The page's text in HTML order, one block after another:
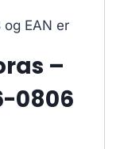
og EAN er
–
0806